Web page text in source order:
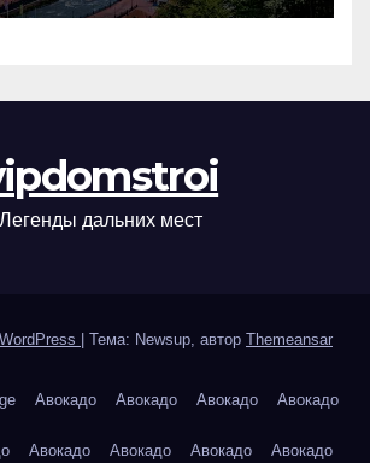
Легенды дальних мест
Тема: Newsup, автор Themeansar
Авокадо Авокадо Авокадо Авокадо
Авокадо Авокадо Авокадо Авокадо